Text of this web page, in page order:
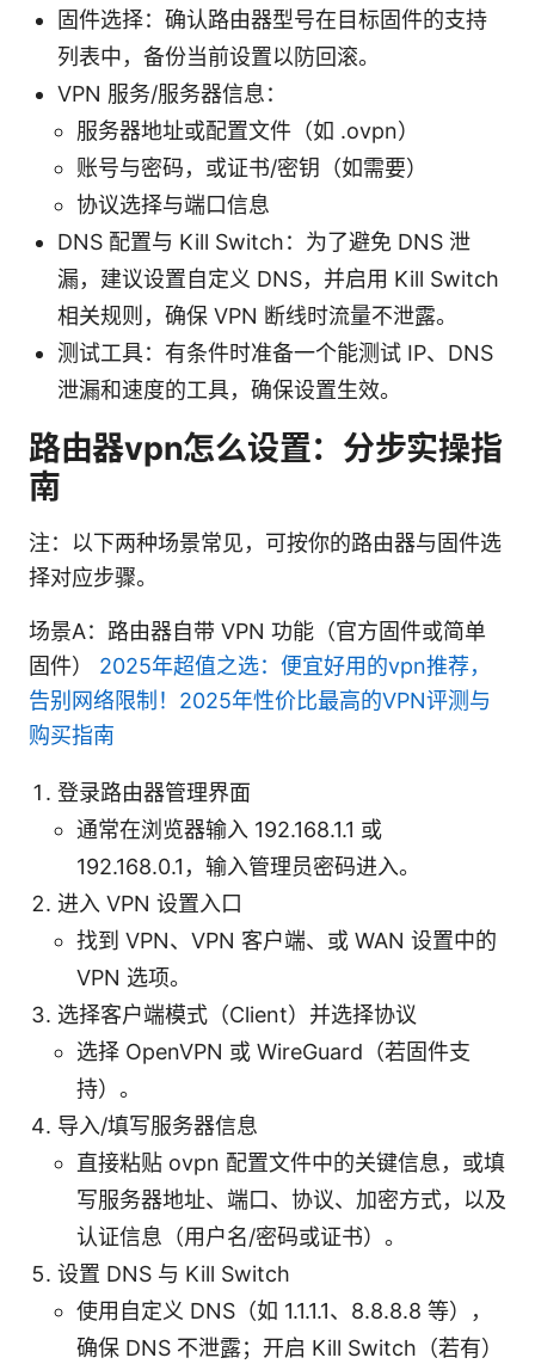
固件选择：确认路由器型号在目标固件的支持
列表中，备份当前设置以防回滚。
VPN 服务/服务器信息：
服务器地址或配置文件（如 .ovpn）
账号与密码，或证书/密钥（如需要）
协议选择与端口信息
DNS 配置与 Kill Switch：为了避免 DNS 泄
漏，建议设置自定义 DNS，并启用 Kill Switch
相关规则，确保 VPN 断线时流量不泄露。
测试工具：有条件时准备一个能测试 IP、DNS
泄漏和速度的工具，确保设置生效。
路由器vpn怎么设置：分步实操指
南
注：以下两种场景常见，可按你的路由器与固件选
择对应步骤。
场景A：路由器自带 VPN 功能（官方固件或简单
固件） 2025年超值之选：便宜好用的vpn推荐，
告别网络限制！2025年性价比最高的VPN评测与
购买指南
登录路由器管理界面
通常在浏览器输入 192.168.1.1 或
192.168.0.1，输入管理员密码进入。
进入 VPN 设置入口
找到 VPN、VPN 客户端、或 WAN 设置中的
VPN 选项。
选择客户端模式（Client）并选择协议
选择 OpenVPN 或 WireGuard（若固件支
持）。
导入/填写服务器信息
直接粘贴 ovpn 配置文件中的关键信息，或填
写服务器地址、端口、协议、加密方式，以及
认证信息（用户名/密码或证书）。
设置 DNS 与 Kill Switch
使用自定义 DNS（如 1.1.1.1、8.8.8.8 等），
确保 DNS 不泄露；开启 Kill Switch（若有）